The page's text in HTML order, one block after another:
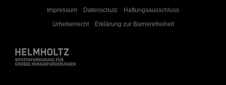
Impressum
Datenschutz
Haftungsausschluss
Urheberrecht
Erklärung zur Barrierefreiheit